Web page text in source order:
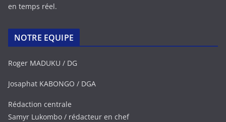
en temps réel.
NOTRE EQUIPE
Roger MADUKU / DG
Josaphat KABONGO / DGA
Rédaction centrale
Samyr Lukombo / rédacteur en chef